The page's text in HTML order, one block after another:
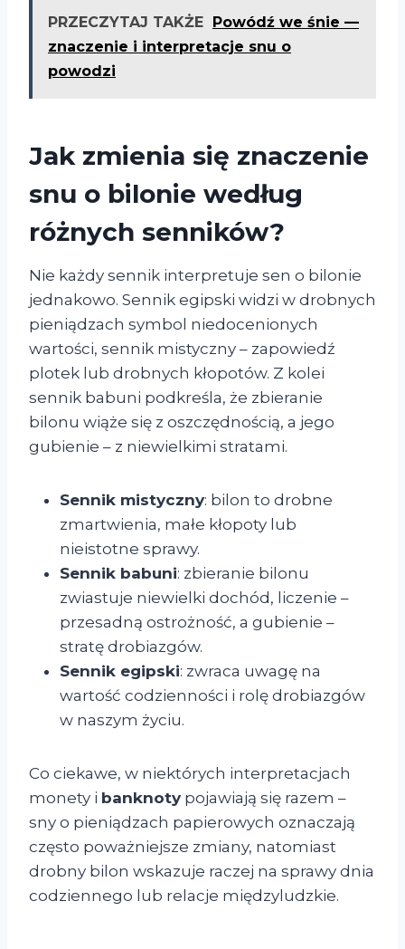
PRZECZYTAJ TAKŻE
Powódź we śnie —
znaczenie i interpretacje snu o
powodzi
Jak zmienia się znaczenie
snu o bilonie według
różnych senników?
Nie każdy sennik interpretuje sen o bilonie
jednakowo. Sennik egipski widzi w drobnych
pieniądzach symbol niedocenionych
wartości, sennik mistyczny – zapowiedź
plotek lub drobnych kłopotów. Z kolei
sennik babuni podkreśla, że zbieranie
bilonu wiąże się z oszczędnością, a jego
gubienie – z niewielkimi stratami.
Sennik mistyczny: bilon to drobne
zmartwienia, małe kłopoty lub
nieistotne sprawy.
Sennik babuni: zbieranie bilonu
zwiastuje niewielki dochód, liczenie –
przesadną ostrożność, a gubienie –
stratę drobiazgów.
Sennik egipski: zwraca uwagę na
wartość codzienności i rolę drobiazgów
w naszym życiu.
Co ciekawe, w niektórych interpretacjach
monety i banknoty pojawiają się razem –
sny o pieniądzach papierowych oznaczają
często poważniejsze zmiany, natomiast
drobny bilon wskazuje raczej na sprawy dnia
codziennego lub relacje międzyludzkie.